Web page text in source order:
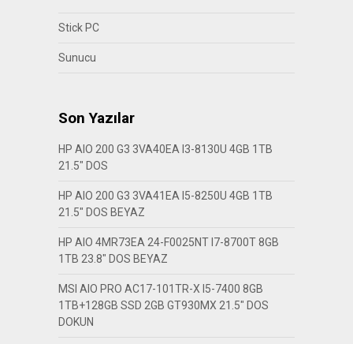
Stick PC
Sunucu
Son Yazılar
HP AIO 200 G3 3VA40EA I3-8130U 4GB 1TB
21.5″ DOS
HP AIO 200 G3 3VA41EA I5-8250U 4GB 1TB
21.5″ DOS BEYAZ
HP AIO 4MR73EA 24-F0025NT I7-8700T 8GB
1TB 23.8″ DOS BEYAZ
MSI AIO PRO AC17-101TR-X I5-7400 8GB
1TB+128GB SSD 2GB GT930MX 21.5″ DOS
DOKUN